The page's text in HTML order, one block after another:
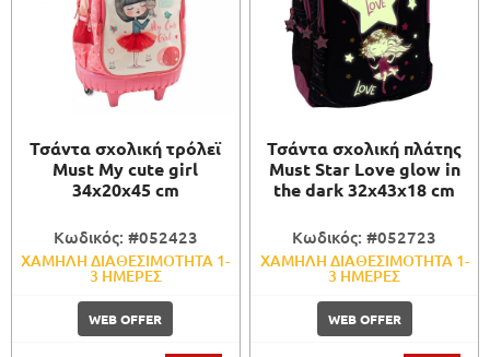
Τσάντα σχολική τρόλεϊ
Must My cute girl
34x20x45 cm
Κωδικός: #052423
ΧΑΜΗΛΗ ΔΙΑΘΕΣΙΜΟΤΗΤΑ 1-
3 ΗΜΕΡΕΣ
WEB OFFER
Τσάντα σχολική πλάτης
Must Star Love glow in
the dark 32x43x18 cm
Κωδικός: #052723
ΧΑΜΗΛΗ ΔΙΑΘΕΣΙΜΟΤΗΤΑ 1-
3 ΗΜΕΡΕΣ
WEB OFFER